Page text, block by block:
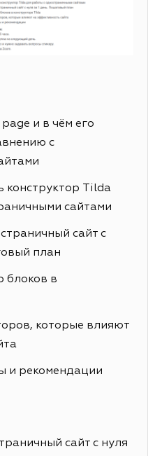
и в чём его
с
конструктор Tilda
сайтами
сайт с
план
блоков в
которые влияют
и рекомендации
сайт с нуля